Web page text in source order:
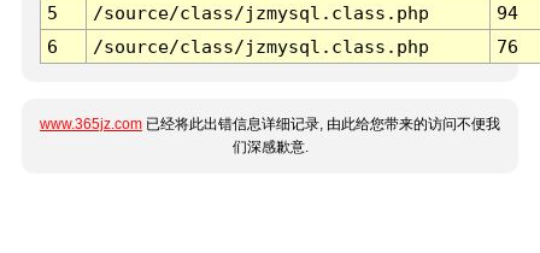
5
/source/class/jzmysql.class.php
94
6
/source/class/jzmysql.class.php 76
www.365jz.com 已经将此出错信息详细记录, 由此给您带来的访问不便我
们深感歉意.